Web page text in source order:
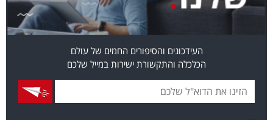
העידכונים והסיפורים החמים של עולם
הכלכלה והתקשורת ישירות במייל שלכם